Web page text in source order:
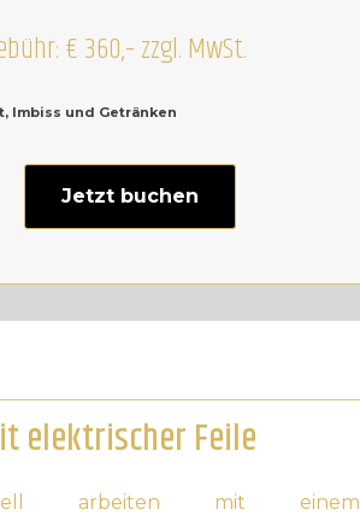
€ 360,– zzgl. MwSt.
Imbiss und Getränken
Jetzt buchen
elektrischer Feile
arbeiten mit einem